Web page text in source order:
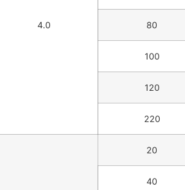
4.0 80
100
120
220
20
40